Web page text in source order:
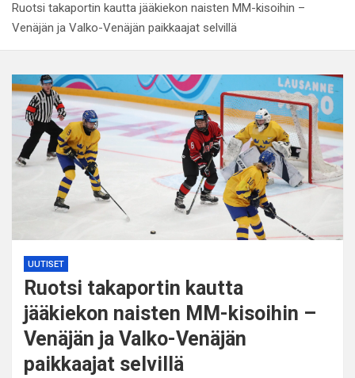
Ruotsi takaportin kautta jääkiekon naisten MM-kisoihin –
Venäjän ja Valko-Venäjän paikkaajat selvillä
UUTISET
Ruotsi takaportin kautta
jääkiekon naisten MM-kisoihin –
Venäjän ja Valko-Venäjän
paikkaajat selvillä